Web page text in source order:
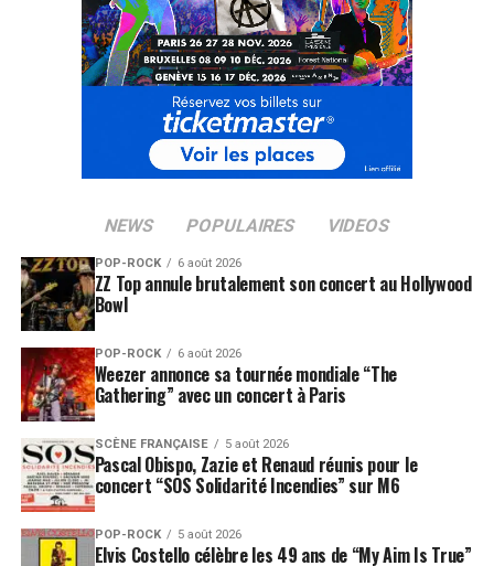
NEWS POPULAIRES VIDEOS
POP-ROCK 6 août 2026
ZZ Top annule brutalement son concert au Hollywood
Bowl
POP-ROCK 6 août 2026
Weezer annonce sa tournée mondiale “The
Gathering” avec un concert à Paris
SCÈNE FRANÇAISE 5 août 2026
Pascal Obispo, Zazie et Renaud réunis pour le
concert “SOS Solidarité Incendies” sur M6
POP-ROCK 5 août 2026
Elvis Costello célèbre les 49 ans de “My Aim Is True”